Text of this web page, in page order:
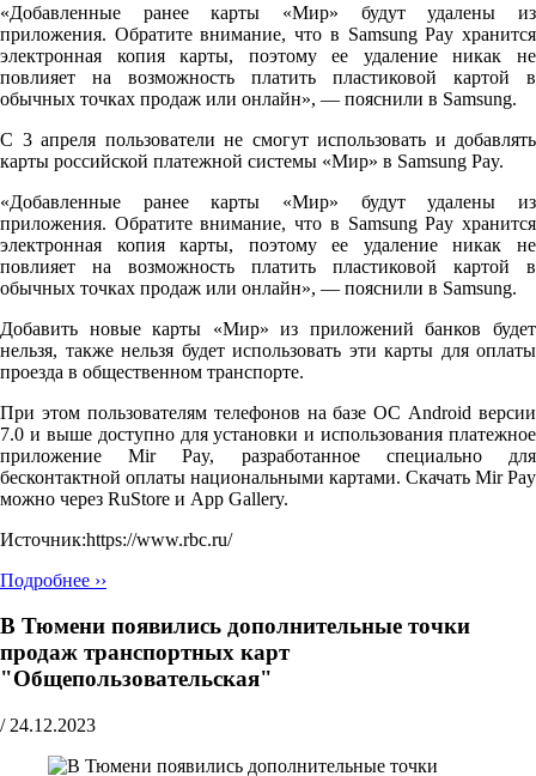
«Добавленные ранее карты «Мир» будут удалены из
приложения. Обратите внимание, что в Samsung Pay хранится
электронная копия карты, поэтому ее удаление никак не
повлияет на возможность платить пластиковой картой в
обычных точках продаж или онлайн», — пояснили в Samsung.
С 3 апреля пользователи не смогут использовать и добавлять
карты российской платежной системы «Мир» в Samsung Pay.
«Добавленные ранее карты «Мир» будут удалены из
приложения. Обратите внимание, что в Samsung Pay хранится
электронная копия карты, поэтому ее удаление никак не
повлияет на возможность платить пластиковой картой в
обычных точках продаж или онлайн», — пояснили в Samsung.
Добавить новые карты «Мир» из приложений банков будет
нельзя, также нельзя будет использовать эти карты для оплаты
проезда в общественном транспорте.
При этом пользователям телефонов на базе ОС Android версии
7.0 и выше доступно для установки и использования платежное
приложение Mir Pay, разработанное специально для
бесконтактной оплаты национальными картами. Скачать Mir Pay
можно через RuStore и App Gallery.
Источник:https://www.rbc.ru/
Подробнее ››
В Тюмени появились дополнительные точки
продаж транспортных карт
"Общепользовательская"
/ 24.12.2023